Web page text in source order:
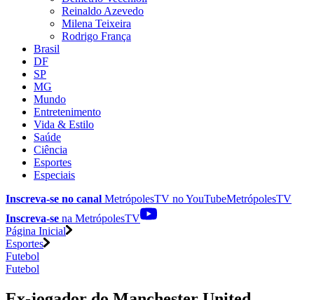
Reinaldo Azevedo
Milena Teixeira
Rodrigo França
Brasil
DF
SP
MG
Mundo
Entretenimento
Vida & Estilo
Saúde
Ciência
Esportes
Especiais
Inscreva-se no canal MetrópolesTV noYouTubeMetrópolesTV
Inscreva-se na MetrópolesTV
Página Inicial
Esportes
Futebol
Futebol